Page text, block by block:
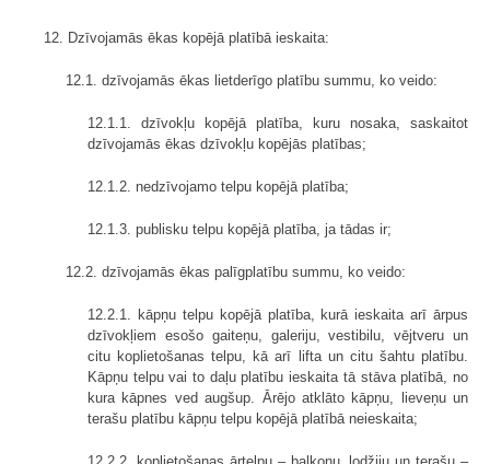
12. Dzīvojamās ēkas kopējā platībā ieskaita:
12.1. dzīvojamās ēkas lietderīgo platību summu, ko veido:
12.1.1. dzīvokļu kopējā platība, kuru nosaka, saskaitot
dzīvojamās ēkas dzīvokļu kopējās platības;
12.1.2. nedzīvojamo telpu kopējā platība;
12.1.3. publisku telpu kopējā platība, ja tādas ir;
12.2. dzīvojamās ēkas palīgplatību summu, ko veido:
12.2.1. kāpņu telpu kopējā platība, kurā ieskaita arī ārpus
dzīvokļiem esošo gaiteņu, galeriju, vestibilu, vējtveru un
citu koplietošanas telpu, kā arī lifta un citu šahtu platību.
Kāpņu telpu vai to daļu platību ieskaita tā stāva platībā, no
kura kāpnes ved augšup. Ārējo atklāto kāpņu, lieveņu un
terašu platību kāpņu telpu kopējā platībā neieskaita;